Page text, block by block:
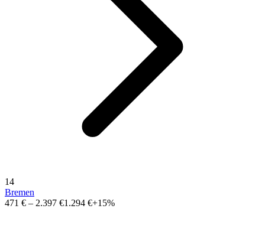
14
Bremen
471 € – 2.397 €1.294 €+15%